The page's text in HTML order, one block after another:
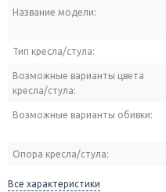
Название модели:
Тип кресла/стула:
Возможные варианты цвета
кресла/стула:
Возможные варианты обивки:
Опора кресла/стула:
Все характеристики